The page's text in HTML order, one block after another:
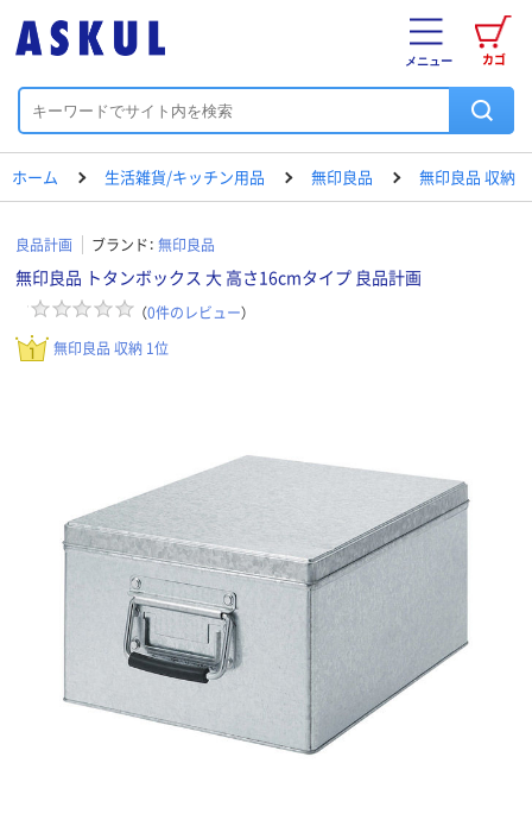
カゴ
メニュー
ホーム 生活雑貨/キッチン用品 無印良品 無印良品 収納
良品計画 ブランド： 無印良品
無印良品 トタンボックス 大 高さ16cmタイプ 良品計画
（0件のレビュー）
無印良品 収納 1位